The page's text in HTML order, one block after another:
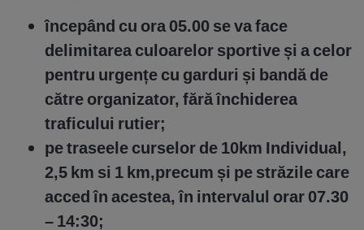
începând cu ora 05.00 se va face
delimitarea culoarelor sportive și a celor
pentru urgențe cu garduri și bandă de
către organizator, fără închiderea
traficului rutier;
pe traseele curselor de 10km Individual,
2,5 km si 1 km,precum și pe străzile care
acced în acestea, în intervalul orar 07.30
– 14:30;